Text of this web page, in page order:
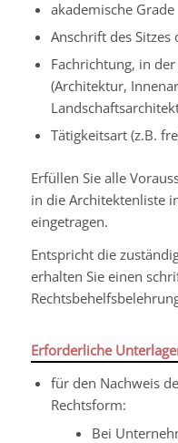
akademische Grade
Anschrift des
Fachrichtung, in
(Architektur,
Tätigkeitsart (z.B.
Erfüllen Sie alle
in die Architektenliste
eingetragen.
Entspricht die
erhalten Sie einen
Erforderliche
für den Nachweis
Rechtsform:
Bei